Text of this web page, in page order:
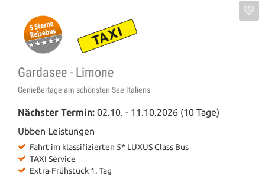
Gardasee - Limone
Genießertage am schönsten See Italiens
Nächster Termin: 02.10. - 11.10.2026 (10 Tage)
Ubben Leistungen
Fahrt im klassifizierten 5* LUXUS Class Bus
TAXI Service
Extra-Frühstück 1. Tag